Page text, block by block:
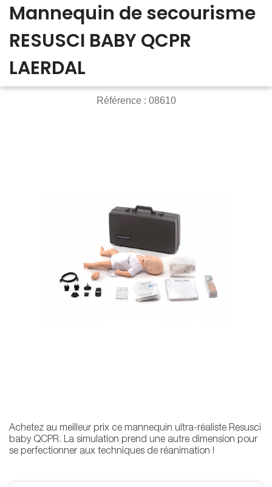
Mannequin de secourisme
RESUSCI BABY QCPR
LAERDAL
Référence : 08610
Achetez au meilleur prix ce mannequin ultra-réaliste Resusci
baby QCPR. La simulation prend une autre dimension pour
se perfectionner aux techniques de réanimation !